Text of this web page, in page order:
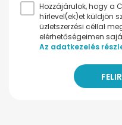
Hozzájárulok, hogy a
hírlevel(ek)et küldjön
üzletszerzési céllal
elérhetőségeimen
Az adatkezelés